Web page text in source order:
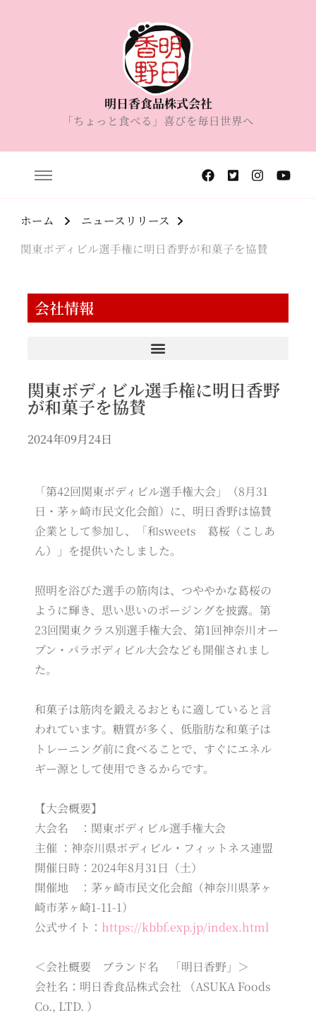
明日香食品株式会社
「ちょっと食べる」喜びを毎日世界へ
ホーム
ニュースリリース
関東ボディビル選手権に明日香野が和菓子を協賛
会社情報
関東ボディビル選手権に明日香野
が和菓子を協賛
2024年09月24日
「第42回関東ボディビル選手権大会」（8月31
日・茅ヶ崎市民文化会館）に、明日香野は協賛
企業として参加し、「和sweets 葛桜（こしあ
ん）」を提供いたしました。
照明を浴びた選手の筋肉は、つややかな葛桜の
ように輝き、思い思いのポージングを披露。第
23回関東クラス別選手権大会、第1回神奈川オー
プン・パラボディビル大会なども開催されまし
た。
和菓子は筋肉を鍛えるおともに適していると言
われています。糖質が多く、低脂肪な和菓子は
トレーニング前に食べることで、すぐにエネル
ギー源として使用できるからです。
【大会概要】
大会名 ：関東ボディビル選手権大会
主催 ：神奈川県ボディビル・フィットネス連盟
開催日時：2024年8月31日（土）
開催地 ：茅ヶ崎市民文化会館（神奈川県茅ヶ
崎市茅ヶ崎1-11-1）
公式サイト： https://kbbf.exp.jp/index.html
＜会社概要 ブランド名 「明日香野」＞
会社名：明日香食品株式会社 （ASUKA Foods
Co., LTD. ）